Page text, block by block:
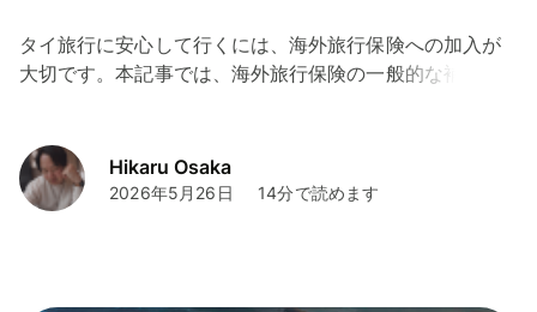
タイ旅行に安心して行くには、海外旅行保険への加入が
大切です。本記事では、海外旅行保険の一般的な補償と
ださい。
Hikaru Osaka
2026年5月26日 14分で読めます